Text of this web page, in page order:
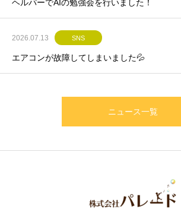
ヘルパーでAIの勉強会を行いました！
2026.07.13 SNS
エアコンが故障してしまいました💦
ニュース一覧